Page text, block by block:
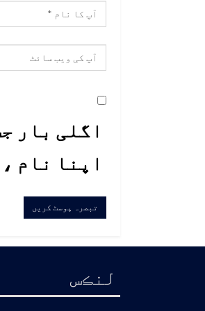
اگلی بار
اپنا نام
لنڪس